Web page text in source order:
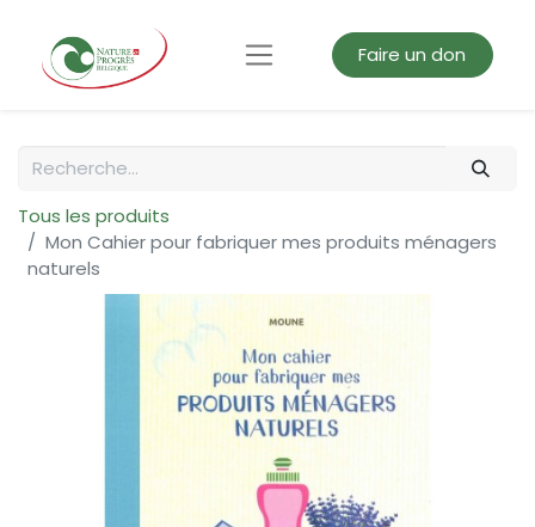
Faire un don
Tous les produits
Mon Cahier pour fabriquer mes produits ménagers
naturels